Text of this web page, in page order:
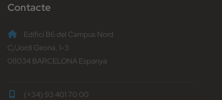
Contacte
Edifici B6 del Campus Nord
C/Jordi Girona, 1-3
08034 BARCELONA Espanya
(+34) 93 401 70 00